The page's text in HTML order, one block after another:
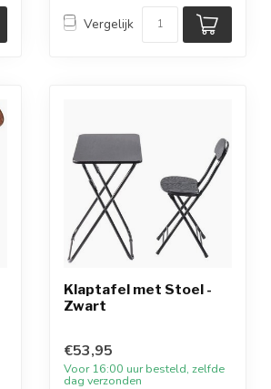
Vergelijk
Klaptafel met Stoel -
Zwart
€53,95
Voor 16:00 uur besteld, zelfde
dag verzonden